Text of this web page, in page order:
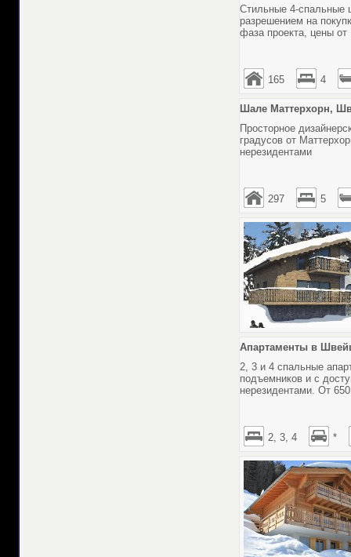
Стильные 4-спальные
разрешением на
фаза проекта, цены
165 4
Шале Маттерхорн,
Просторное
градусов от
нерезидентами
297 5
Апартаменты в
2, 3 и 4 спальные
подъемников и с
нерезидентами. От
2, 3, 4 *